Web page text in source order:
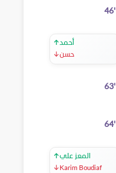
46'
↑أحمد
↓حسن
63'
64'
↑المعز علي
↓ Karim Boudiaf